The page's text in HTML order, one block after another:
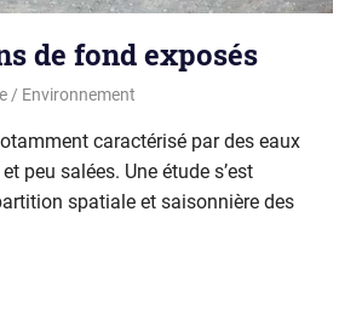
de fond exposés
Environnement
caractérisé par des eaux
peu salées. Une étude s’est
spatiale et saisonnière des